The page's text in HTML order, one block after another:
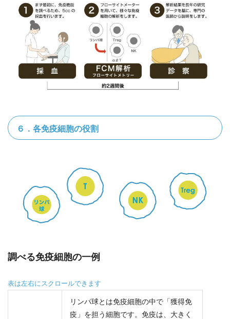
６．各免疫細胞の役割
調べる免疫細胞の一例
リンパ球とは免疫細胞の中で「獲得免
疫」を担う細胞です。免疫は、大きく